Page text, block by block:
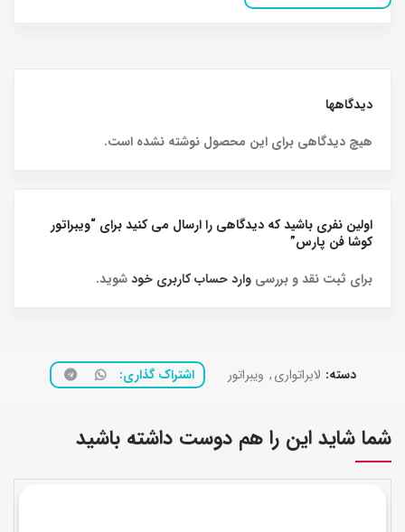
دیدگاهها
هیچ دیدگاهی برای این محصول نوشته نشده است.
اولین نفری باشید که دیدگاهی را ارسال می کنید برای “ویبراتور
کوشا فن پارس”
برای ثبت نقد و بررسی وارد حساب کاربری خودشوید.
دسته: لابراتواری, ویبراتور اشتراک گذاری
شما شاید این را هم دوست داشته باشید